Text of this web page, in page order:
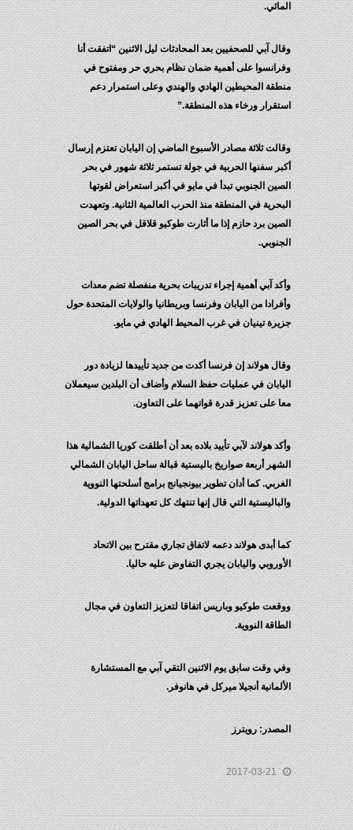
المائي.
وقال آبي للصحفيين بعد المحادثات ليل الاثنين “اتفقت أنا
وفرانسوا على أهمية ضمان نظام بحري حر ومفتوح في
منطقة المحيطين الهادي والهندي وعلى استمرار دعم
استقرار ورخاء هذه المنطقة.”
وقالت ثلاثة مصادر الأسبوع الماضي إن اليابان تعتزم إرسال
أكبر سفنها الحربية في جولة تستمر ثلاثة شهور في بحر
الصين الجنوبي تبدأ في مايو في أكبر استعراض لقوتها
البحرية في المنطقة منذ الحرب العالمية الثانية. وتعهدت
الصين برد حازم إذا ما أثارت طوكيو قلاقل في بحر الصين
الجنوبي.
وأكد آبي أهمية إجراء تدريبات بحرية منفصلة تضم معدات
وأفرادا من اليابان وفرنسا وبريطانيا والولايات المتحدة حول
جزيرة تينيان في غرب المحيط الهادي في مايو.
وقال هولاند إن فرنسا أكدت من جديد تأييدها لزيادة دور
اليابان في عمليات حفظ السلام وأضاف أن البلدين سيعملان
معا على تعزيز قدرة قواتهما على التعاون.
وأكد هولاند لآبي تأييد بلاده بعد أن أطلقت كوريا الشمالية هذا
الشهر أربعة صواريخ باليستية قبالة ساحل اليابان الشمالي
الغربي. كما أدان تطوير بيونجيانج برامج أسلحتها النووية
والباليستية التي قال إنها تنتهك كل تعهداتها الدولية.
كما أبدى هولاند دعمه لاتفاق تجاري مقترح بين الاتحاد
الأوروبي واليابان يجري التفاوض عليه حاليا.
ووقعت طوكيو وباريس اتفاقا لتعزيز التعاون في مجال
الطاقة النووية.
وفي وقت سابق يوم الاثنين التقي آبي مع المستشارة
الألمانية أنجيلا ميركل في هانوفر.
المصدر: رويترز
2017-03-21